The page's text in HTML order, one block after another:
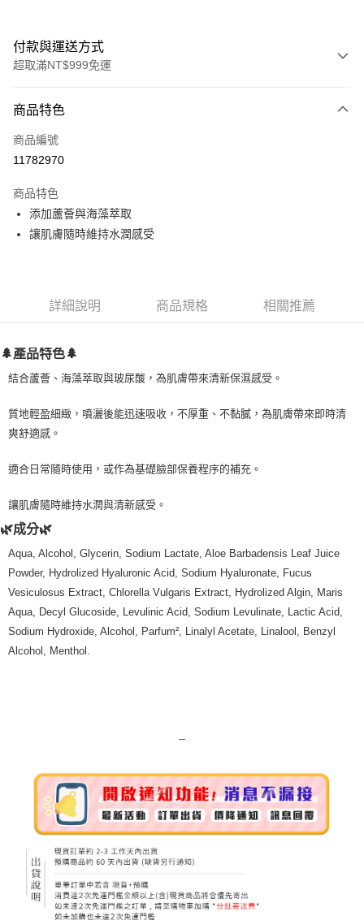
付款與運送方式
超取滿NT$999免運
信用卡一次付款
超商取貨付款
Apple Pay
街口支付
Google Pay
每筆NT$80，滿NT$999(含以上)免運費
每筆NT$80，滿NT$999(含以上)免運費
7-11取貨付款
每筆NT$80，滿NT$999(含以上)免運費
7-11純取貨 (先付款
每筆NT$80，滿NT$999(含以上)免運費
每筆NT$100，滿NT$999(含以上)免運費
離島宅配（澎湖、金門、馬祖、小琉球）
商品特色
商品編號
11782970
商品特色
添加蘆薈與海藻萃取
讓肌膚隨時維持水潤感受
詳細說明 商品規格 相關推薦
🌲產品特色🌲
結合蘆薈、海藻萃取與玻尿酸，為肌膚帶來清新保濕感受。
質地輕盈細緻，噴灑後能迅速吸收，不厚重、不黏膩，為肌膚帶來即時清
爽舒適感。
適合日常隨時使用，或作為基礎臉部保養程序的補充。
讓肌膚隨時維持水潤與清新感受。
🌿成分🌿
Aqua, Alcohol, Glycerin, Sodium Lactate, Aloe Barbadensis Leaf Juice
Powder, Hydrolized Hyaluronic Acid, Sodium Hyaluronate, Fucus
Vesiculosus Extract, Chlorella Vulgaris Extract, Hydrolized Algin, Maris
Aqua, Decyl Glucoside, Levulinic Acid, Sodium Levulinate, Lactic Acid,
Sodium Hydroxide, Alcohol, Parfum², Linalyl Acetate, Linalool, Benzyl
Alcohol, Menthol.
--